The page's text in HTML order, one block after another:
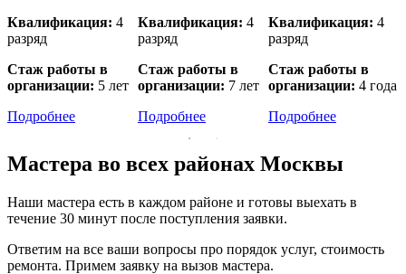
Квалификация: 4
разряд
Стаж работы в
организации: 5 лет
Подробнее
Квалификация: 4
разряд
Стаж работы в
организации: 7 лет
Подробнее
Квалификация: 4
разряд
Стаж работы в
организации: 4 года
Подробнее
Мастера во всех районах Москвы
Наши мастера есть в каждом районе и готовы выехать в
течение 30 минут после поступления заявки.
Ответим на все ваши вопросы про порядок услуг, стоимость
ремонта. Примем заявку на вызов мастера.